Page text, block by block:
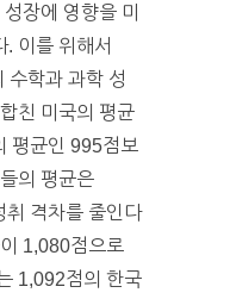
장에 영향을 미
. 이를 위해서
학과 과학 성
친 미국의 평균
평균인 995점보
의 평균은
취 격차를 줄인다
1,080점으로
1,092점의 한국